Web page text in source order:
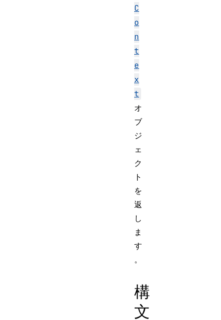
C
o
n
t
e
x
t
オ
ブ
ジ
ェ
ク
ト
を
返
し
ま
す
。
構
文